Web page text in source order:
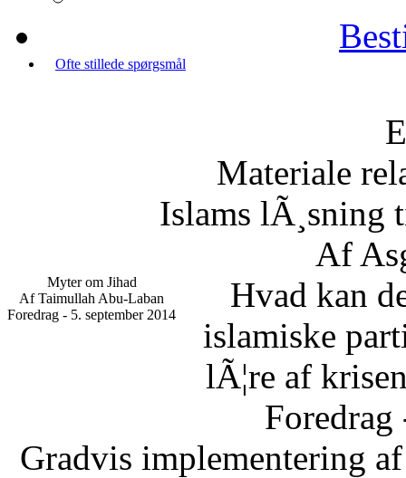
Ofte stillede spørgsmål
Materiale
Islams lÃ¸sning
Af
Myter om Jihad
Af Taimullah Abu-Laban
Foredrag - 5. september 2014
Hvad kan
islamiske
lÃ¦re af
Gradvis implementering